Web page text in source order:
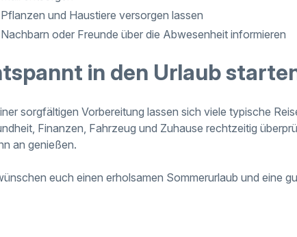
Pflanzen und Haustiere versorgen lassen
Nachbarn oder Freunde über die Abwesenheit informieren
in den Urlaub
sorgfältigen Vorbereitung lassen sich viele typische
Finanzen, Fahrzeug und Zuhause rechtzeitig
an genießen.
euch einen erholsamen Sommerurlaub und eine